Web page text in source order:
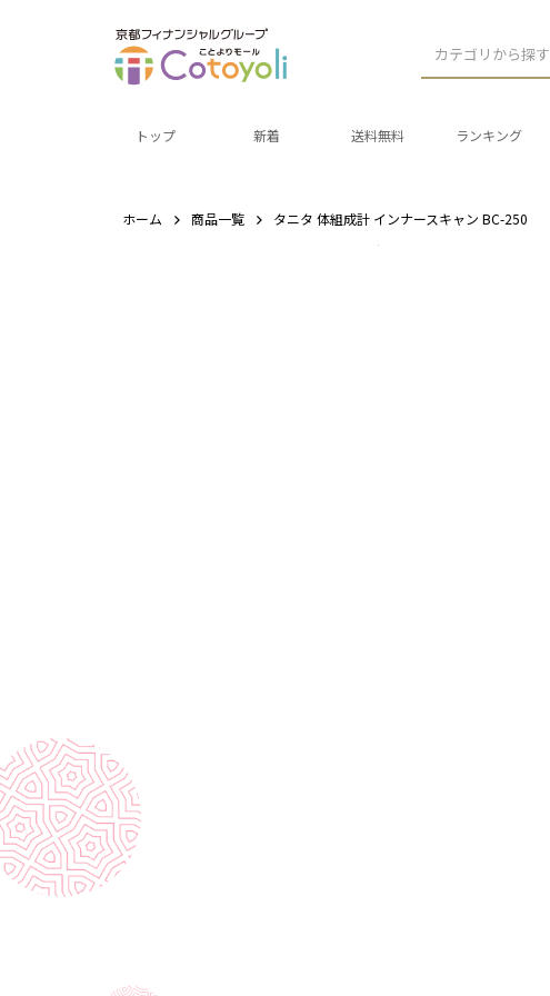
カテゴリから探す
トップ 新着 送料無料 ランキング
ホーム 商品一覧 タニタ 体組成計 インナースキャン BC-250